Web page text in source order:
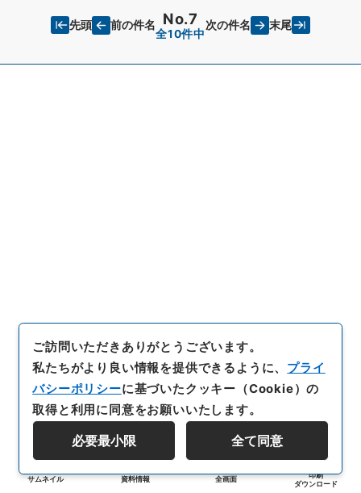
先頭 前の件名 No.7
全10件中
次の件名 末尾
サムネイル 資料情報 全画面
印刷
ダウンロード
ご訪問いただきありがとうございます。
私たちがより良い情報を提供できるように、 プライ
バシーポリシーに基づいたクッキー（Cookie）の
取得と利用に同意をお願いいたします。
必要最小限 全て同意